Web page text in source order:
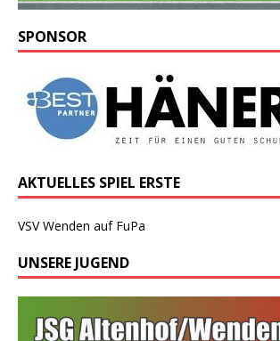
SPONSOR
AKTUELLES SPIEL ERSTE
VSV Wenden auf FuPa
UNSERE JUGEND